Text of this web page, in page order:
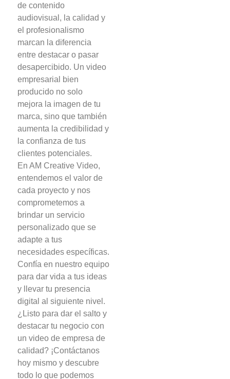
de contenido
audiovisual, la calidad y
el profesionalismo
marcan la diferencia
entre destacar o pasar
desapercibido. Un video
empresarial bien
producido no solo
mejora la imagen de tu
marca, sino que también
aumenta la credibilidad y
la confianza de tus
clientes potenciales.
En AM Creative Video,
entendemos el valor de
cada proyecto y nos
comprometemos a
brindar un servicio
personalizado que se
adapte a tus
necesidades específicas.
Confía en nuestro equipo
para dar vida a tus ideas
y llevar tu presencia
digital al siguiente nivel.
¿Listo para dar el salto y
destacar tu negocio con
un video de empresa de
calidad? ¡Contáctanos
hoy mismo y descubre
todo lo que podemos